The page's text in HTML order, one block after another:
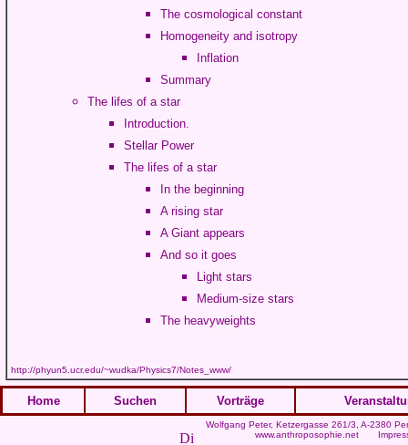
The cosmological constant
Homogeneity and isotropy
Inflation
Summary
The lifes of a star
Introduction.
Stellar Power
The lifes of a star
In the beginning
A rising star
A Giant appears
And so it goes
Light stars
Medium-size stars
The heavyweights
http://phyun5.ucr.edu/~wudka/Physics7/Notes_www/
Home Suchen Vorträge
Wolfgang Peter, Ketzergasse 261/3, A-2380
www.anthroposophie.net